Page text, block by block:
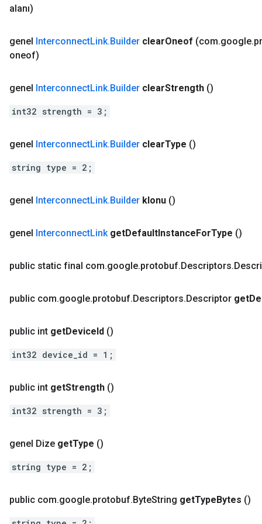
alanı)
genel InterconnectLink.Builder clearOneof (com.google.
oneof)
genel InterconnectLink.Builder clearStrength ()
int32 strength = 3;
genel InterconnectLink.Builder clearType ()
string type = 2;
genel InterconnectLink.Builder klonu ()
genel InterconnectLink getDefaultInstanceForType ()
public static final com.google.protobuf.Descriptors.
public com.google.protobuf.Descriptors.Descriptor get
public int getDeviceId ()
int32 device_id = 1;
public int getStrength ()
int32 strength = 3;
genel Dize getType ()
string type = 2;
public com.google.protobuf.ByteString getTypeBytes ()